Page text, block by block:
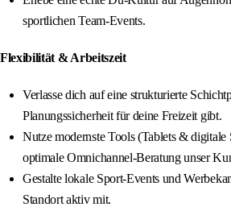
sportlichen Team-Events.
Flexibilität & Arbeitszeit
Verlasse dich auf eine strukturierte
Planungssicherheit für deine Freizeit gibt.
Nutze modernste Tools (Tablets &
optimale Omnichannel-Beratung unser
Gestalte lokale Sport-Events und
Standort aktiv mit.